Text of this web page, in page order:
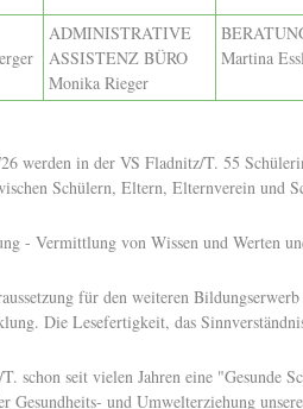
ADMINISTRATIVE
ASSISTENZ BÜRO
Monika Rieger
Martina
werden in der VS Fladnitz/T. 55
Schülern, Eltern, Elternverein und
- Vermittlung von Wissen und Werten
für den weiteren
Die Lesefertigkeit, das
schon seit vielen Jahren eine
Gesundheits- und Umwelterziehung